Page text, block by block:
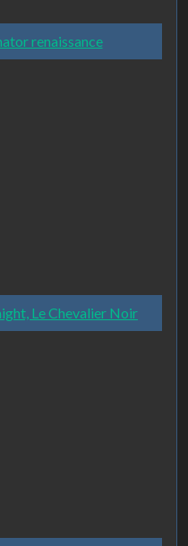
renaissance
Le Chevalier Noir